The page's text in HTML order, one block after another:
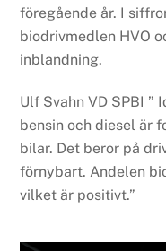
föregående år. I
biodrivmedlen HVO
inblandning.
Ulf Svahn VD SPBI ”
bensin och diesel är
bilar. Det beror på
förnybart. Andelen
vilket är positivt.”